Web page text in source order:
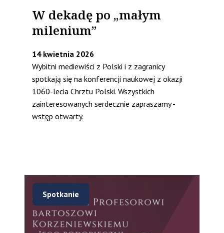
W dekadę po „małym
milenium”
14 kwietnia 2026
Wybitni mediewiści z Polski i z zagranicy
spotkają się na konferencji naukowej z okazji
1060-lecia Chrztu Polski. Wszystkich
zainteresowanych serdecznie zapraszamy -
wstęp otwarty.
Spotkanie